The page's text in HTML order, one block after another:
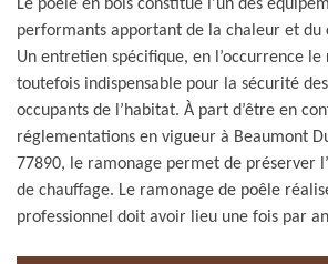
Le poêle en bois constitue l’un des
performants apportant de la chaleur et du
Un entretien spécifique, en l’occurrence le
toutefois indispensable pour la sécurité
occupants de l’habitat. À part d’être en
réglementations en vigueur à Beaumont
77890, le ramonage permet de préserver
de chauffage. Le ramonage de poêle
professionnel doit avoir lieu une fois par